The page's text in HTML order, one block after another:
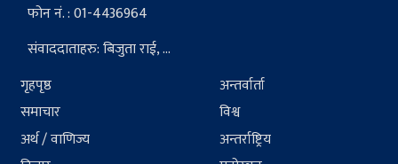
फोन नं. : 01-4436964
संवाददाताहरु: बिजुता राई, ...
गृहपृष्ठ
समाचार
अर्थ / वाणिज्य
अन्तर्वार्ता
विश्व
अन्तर्राष्ट्रिय